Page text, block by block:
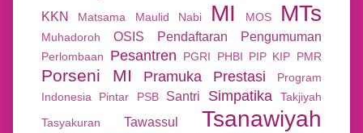
KKN
Matsama Maulid Nabi MI MOS MTs
Muhadoroh OSIS Pendaftaran Pengumuman
Perlombaan Pesantren PGRI PHBI PIP KIP PMR
Porseni MI Pramuka Prestasi
Program
Indonesia Pintar
PSB Santri Simpatika
Takjiyah
Tasyakuran
Tawassul Tsanawiyah